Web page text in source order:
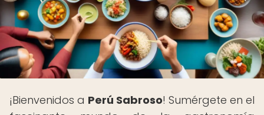
¡Bienvenidos a Perú Sabroso! Sumérgete en el